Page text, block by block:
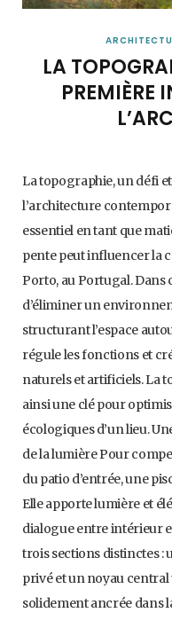
LA
PREMIÈRE
La topographie, un défi
l’architecture
essentiel en tant que
pente peut influencer la
Porto, au Portugal.
d’éliminer un
structurant l’espace
régule les fonctions et
naturels et artificiels. La
ainsi une clé pour
écologiques d’un lieu.
de la lumière Pour
du patio d’entrée, une
Elle apporte lumière et
dialogue entre intérieur
trois sections distinctes :
privé et un noyau
solidement ancrée dans